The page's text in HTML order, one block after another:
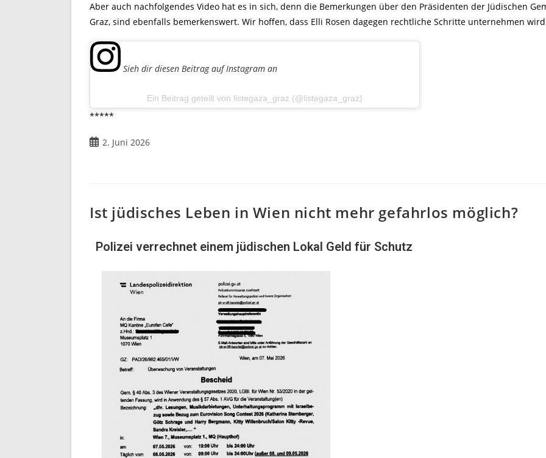
Aber auch nachfolgendes Video hat es in sich, denn die Bemerkungen über den Präsidenten der Jüdischen
Graz, sind ebenfalls bemerkenswert. Wir hoffen, dass Elli Rosen dagegen rechtliche Schritte unternehmen
Sieh dir diesen Beitrag auf Instagram an
Ein Beitrag geteilt von listegaza_graz (@listegaza_graz)
*****
2. Juni 2026
Ist jüdisches Leben in Wien nicht mehr gefahrlos möglich?
Polizei verrechnet einem jüdischen Lokal Geld für Schutz